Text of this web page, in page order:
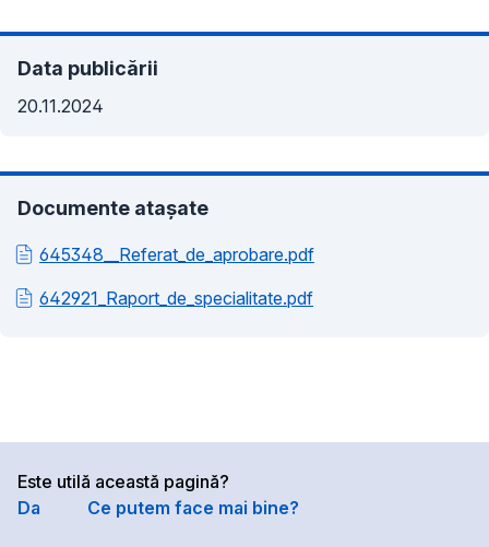
Data publicării
20.11.2024
Documente atașate
645348__Referat_de_aprobare.pdf
642921_Raport_de_specialitate.pdf
Este utilă această pagină?
Da
Ce putem face mai bine?